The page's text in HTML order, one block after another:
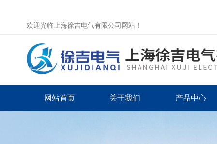
欢迎光临上海徐吉电气有限公司网站！
网站首页 关于我们 产品中心